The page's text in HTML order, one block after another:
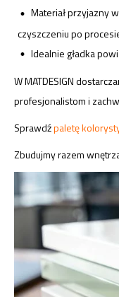
Materiał przyjazny
czyszczeniu po
Idealnie gładka
W MATDESIGN
profesjonalistom i
Sprawdźpaletę
Zbudujmy razem